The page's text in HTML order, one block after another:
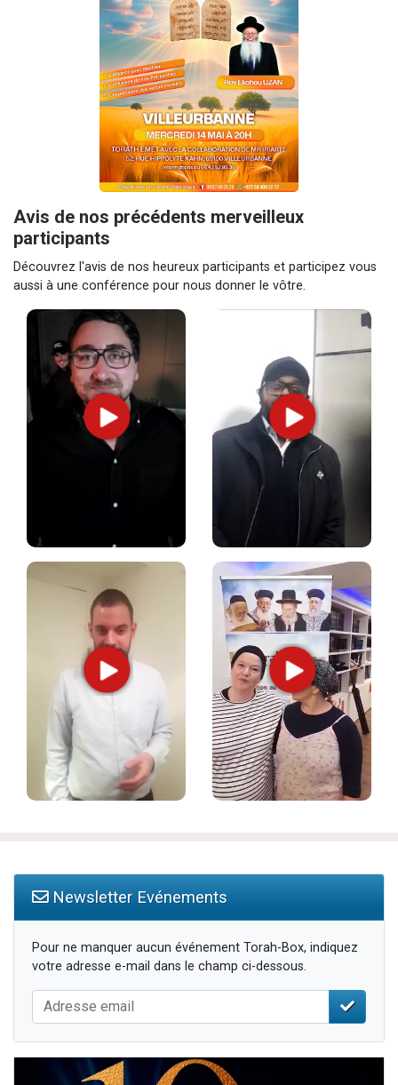
Avis de nos précédents merveilleux
participants
Découvrez l'avis de nos heureux participants et participez vous
aussi à une conférence pour nous donner le vôtre.
Newsletter Evénements
Pour ne manquer aucun événement Torah-Box, indiquez
votre adresse e-mail dans le champ ci-dessous.